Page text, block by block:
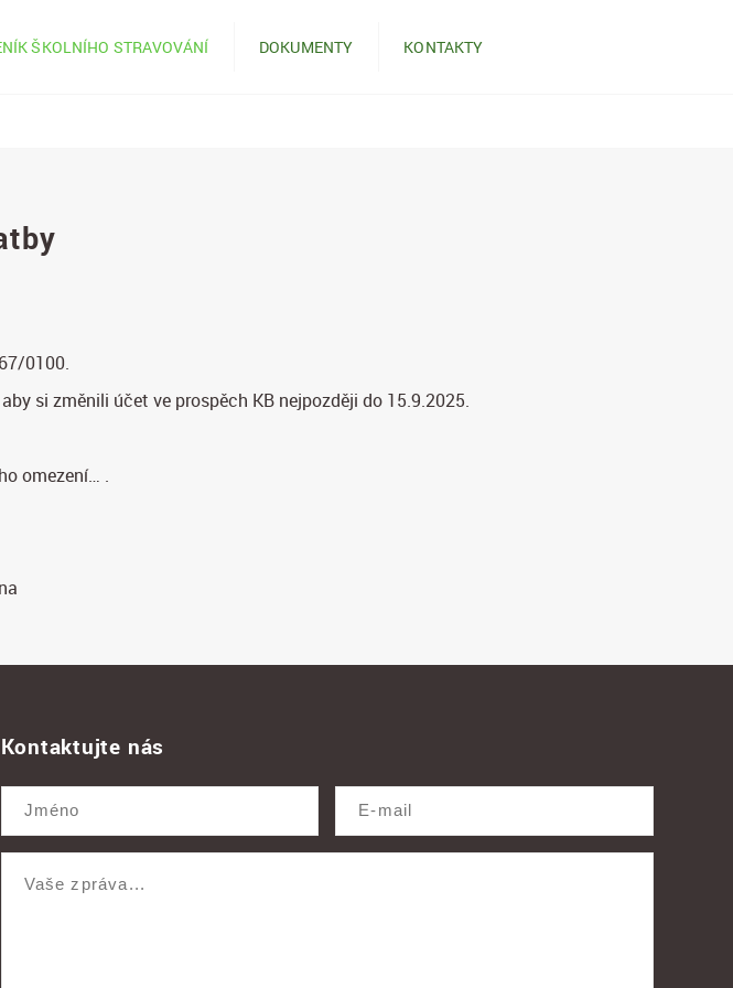
ŠKOLNÍHO STRAVOVÁNÍ DOKUMENTY KONTAKTY
0100.
si změnili účet ve prospěch KB nejpozději do 15.9.2025.
omezení… .
Kontaktujte nás